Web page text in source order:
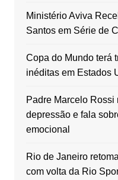
Ministério Aviva
Santos em Série de
Copa do Mundo terá
inéditas em Estados
Padre Marcelo Rossi
depressão e fala
emocional
Rio de Janeiro
com volta da Rio